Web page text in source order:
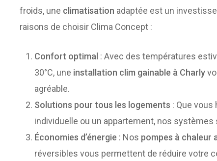
froids, une climatisation adaptée est un
raisons de choisir Clima Concept :
Confort optimal : Avec des températures
30°C, une installation clim gainable à Charly
agréable.
Solutions pour tous les logements : Que vous
individuelle ou un appartement, nos systèmes
Économies d’énergie : Nos pompes à chaleur
réversibles vous permettent de réduire votre